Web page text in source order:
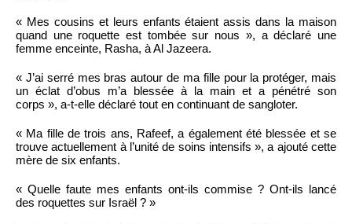
« Mes cousins ​​et leurs enfants étaient assis dans la maison
quand une roquette est tombée sur nous », a déclaré une
femme enceinte, Rasha, à Al Jazeera.
« J’ai serré mes bras autour de ma fille pour la protéger, mais
un éclat d’obus m’a blessée à la main et a pénétré son
corps », a-t-elle déclaré tout en continuant de sangloter.
« Ma fille de trois ans, Rafeef, a également été blessée et se
trouve actuellement à l’unité de soins intensifs », a ajouté cette
mère de six enfants.
« Quelle faute mes enfants ont-ils commise ? Ont-ils lancé
des roquettes sur Israël ? »